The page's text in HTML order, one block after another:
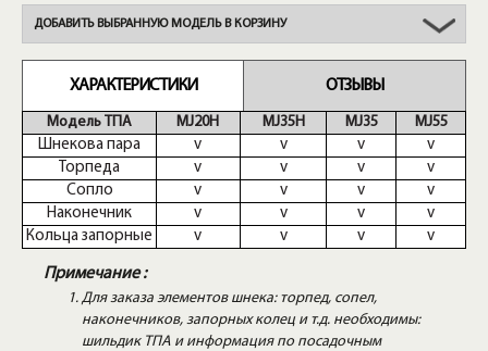
ДОБАВИТЬ ВЫБРАННУЮ МОДЕЛЬ В КОРЗИНУ
ХАРАКТЕРИСТИКИ ОТЗЫВЫ
Модель ТПА
Шнекова пара
Торпеда
Сопло
Наконечник
Кольца запорные
MJ20H MJ35H MJ35
MJ55
v
v v
v
v
v v
v
v
v v
v
v
v v
v
v
v v v
Примечание :
Для заказа элементов шнека: торпед, сопел,
наконечников, запорных колец и т.д. необходимы:
шильдик ТПА и информация по посадочным